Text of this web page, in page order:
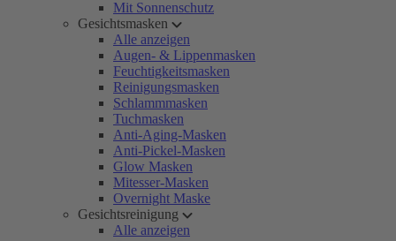
Mit Sonnenschutz
Gesichtsmasken
Alle anzeigen
Augen- & Lippenmasken
Feuchtigkeitsmasken
Reinigungsmasken
Schlammmasken
Tuchmasken
Anti-Aging-Masken
Anti-Pickel-Masken
Glow Masken
Mitesser-Masken
Overnight Maske
Gesichtsreinigung
Alle anzeigen